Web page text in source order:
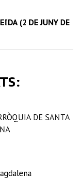
(2 DE JUNY DE
DE SANTA